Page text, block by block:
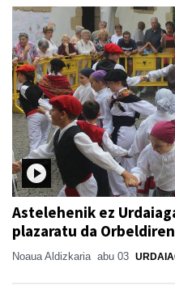
Astelehenik ez
plazaratu da
Noaua Aldizkaria abu 03